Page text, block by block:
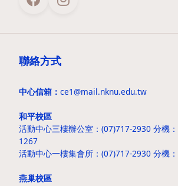
聯絡方式
中心信箱： ce1@mail.nknu.edu.tw
和平校區
活動中心三樓辦公室：(07)717-2930 分機：
1267
活動中心一樓集會所：(07)717-2930 分機
燕巢校區